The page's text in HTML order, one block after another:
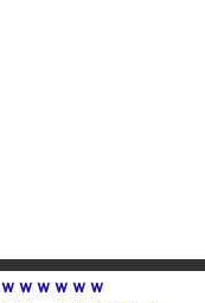
ｗｗｗｗｗ